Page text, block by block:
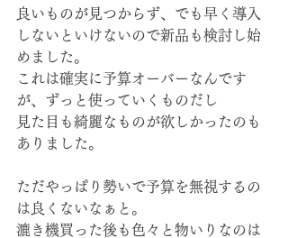
良いものが見つからず、でも早く導入
しないといけないので新品も検討し始
めました。
これは確実に予算オーバーなんです
が、ずっと使っていくものだし
見た目も綺麗なものが欲しかったのも
ありました。
ただやっぱり勢いで予算を無視するの
は良くないなぁと。
漉き機買った後も色々と物いりなのは